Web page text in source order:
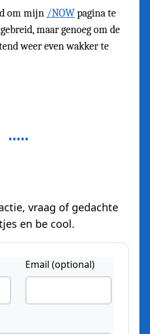
om mijn /NOWpagina te
maar genoeg om de
weer even wakker te
vraag of gedachte
en be cool.